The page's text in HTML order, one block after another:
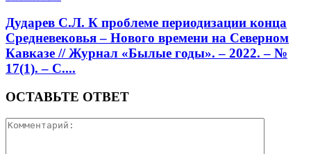
Дударев С.Л. К проблеме периодизации конца
Средневековья – Нового времени на Северном
Кавказе // Журнал «Былые годы». – 2022. – №
17(1). – С....
ОСТАВЬТЕ ОТВЕТ